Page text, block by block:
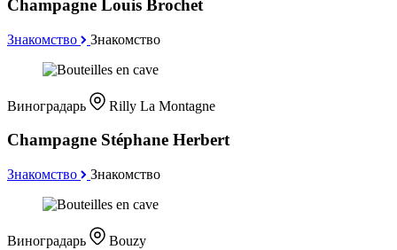
Champagne Louis Brochet
Знакомство Знакомство
Виноградарь Rilly La Montagne
Champagne Stéphane Herbert
Знакомство Знакомство
Виноградарь Bouzy